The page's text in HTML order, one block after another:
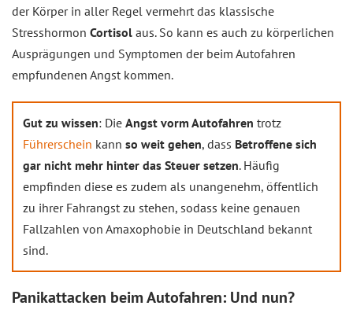
der Körper in aller Regel vermehrt das klassische
Stresshormon Cortisol aus. So kann es auch zu körperlichen
Ausprägungen und Symptomen der beim Autofahren
empfundenen Angst kommen.
Gut zu wissen: Die Angst vorm Autofahren trotz
Führerschein kann so weit gehen, dass Betroffene sich
gar nicht mehr hinter das Steuer setzen. Häufig
empfinden diese es zudem als unangenehm, öffentlich
zu ihrer Fahrangst zu stehen, sodass keine genauen
Fallzahlen von Amaxophobie in Deutschland bekannt
sind.
Panikattacken beim Autofahren: Und nun?